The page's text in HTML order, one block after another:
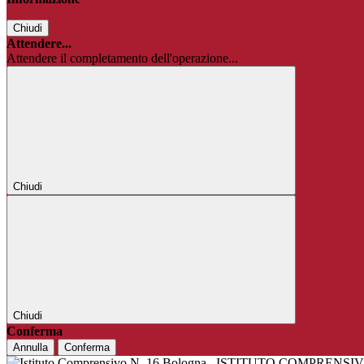
Chiudi
Attendere...
Attendere il completamento dell'operazione...
Chiudi
Chiudi
Conferma
Annulla Conferma